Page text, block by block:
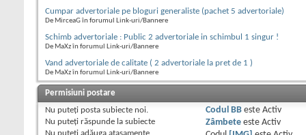
Cumpar advertoriale pe bloguri generaliste (pachet 5 advertoriale)
De MirceaG în forumul Link-uri/Bannere
Schimb advertoriale : Public 2 advertoriale in schimbul 1 singur !
De MaXz în forumul Link-uri/Bannere
Vand advertoriale de calitate ( 2 advertoriale la pret de 1 )
De MaXz în forumul Link-uri/Bannere
Permisiuni postare
Nu puteţi posta subiecte noi.
Nu puteţi răspunde la subiecte
Codul BBeste Activ
Zâmbeteeste Activ